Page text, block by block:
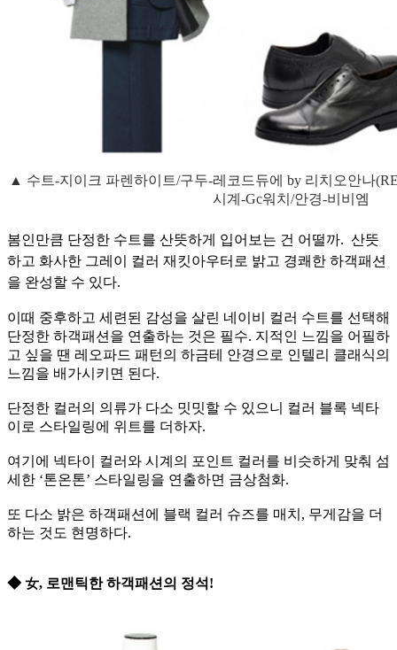
▲ 수트-지이크 파렌하이트/구두-레코드듀에 by 리치오안나
시계-Gc워치/안경-비비엠
봄인만큼 단정한 수트를 산뜻하게 입어보는 건 어떨까. 산뜻
하고 화사한 그레이 컬러 재킷아우터로 밝고 경쾌한 하객패션
을 완성할 수 있다.
이때 중후하고 세련된 감성을 살린 네이비 컬러 수트를 선택해
단정한 하객패션을 연출하는 것은 필수. 지적인 느낌을 어필하
고 싶을 땐 레오파드 패턴의 하금테 안경으로 인텔리 클래식의
느낌을 배가시키면 된다.
단정한 컬러의 의류가 다소 밋밋할 수 있으니 컬러 블록 넥타
이로 스타일링에 위트를 더하자.
여기에 넥타이 컬러와 시계의 포인트 컬러를 비슷하게 맞춰 섬
세한 ‘톤온톤’ 스타일링을 연출하면 금상첨화.
또 다소 밝은 하객패션에 블랙 컬러 슈즈를 매치, 무게감을 더
하는 것도 현명하다.
◆ 女, 로맨틱한 하객패션의 정석!